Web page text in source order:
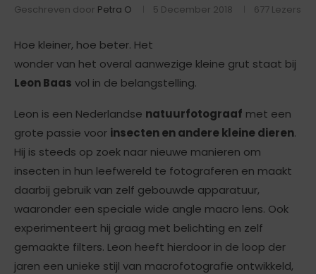
Geschreven door Petra O 5 December 2018 677 Lezers
Hoe kleiner, hoe beter. Het
wonder van het overal aanwezige kleine grut staat bij
Leon Baas vol in de belangstelling.
Leon is een Nederlandse natuurfotograaf met een
grote passie voor insecten en andere kleine dieren.
Hij is steeds op zoek naar nieuwe manieren om
insecten in hun leefwereld te fotograferen en maakt
daarbij gebruik van zelf gebouwde apparatuur,
waaronder een speciale wide angle macro lens. Ook
experimenteert hij graag met belichting en zelf
gemaakte filters. Leon heeft hierdoor in de loop der
jaren een unieke stijl van macrofotografie ontwikkeld,